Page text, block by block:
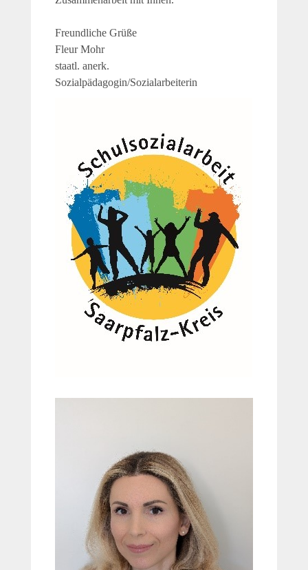
Freundliche Grüße
Fleur Mohr
staatl. anerk.
Sozialpädagogin/Sozialarbeiterin